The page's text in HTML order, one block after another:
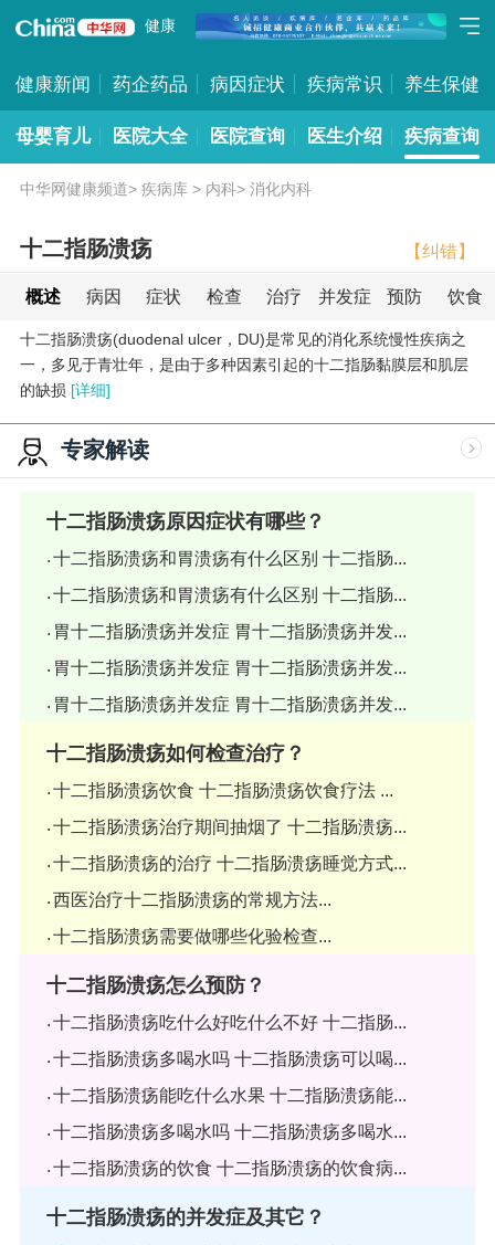
健康
健康新闻 药企药品 病因症状 疾病常识 养生保健
母婴育儿 医院大全 医院查询 医生介绍 疾病查询
中华网健康频道> 疾病库> 内科> 消化内科
十二指肠溃疡 【纠错】
概述 病因 症状 检查 治疗 并发症 预防 饮食
十二指肠溃疡(duodenal ulcer，DU)是常见的消化系统慢性疾病之
一，多见于青壮年，是由于多种因素引起的十二指肠黏膜层和肌层
的缺损 [详细]
专家解读
十二指肠溃疡原因症状有哪些？
十二指肠溃疡和胃溃疡有什么区别 十二指肠...
十二指肠溃疡和胃溃疡有什么区别 十二指肠...
胃十二指肠溃疡并发症 胃十二指肠溃疡并发...
胃十二指肠溃疡并发症 胃十二指肠溃疡并发...
胃十二指肠溃疡并发症 胃十二指肠溃疡并发...
十二指肠溃疡如何检查治疗？
十二指肠溃疡饮食 十二指肠溃疡饮食疗法 ...
十二指肠溃疡治疗期间抽烟了 十二指肠溃疡...
十二指肠溃疡的治疗 十二指肠溃疡睡觉方式...
西医治疗十二指肠溃疡的常规方法...
十二指肠溃疡需要做哪些化验检查...
十二指肠溃疡怎么预防？
十二指肠溃疡吃什么好吃什么不好 十二指肠...
十二指肠溃疡多喝水吗 十二指肠溃疡可以喝...
十二指肠溃疡能吃什么水果 十二指肠溃疡能...
十二指肠溃疡多喝水吗 十二指肠溃疡多喝水...
十二指肠溃疡的饮食 十二指肠溃疡的饮食病...
十二指肠溃疡的并发症及其它？